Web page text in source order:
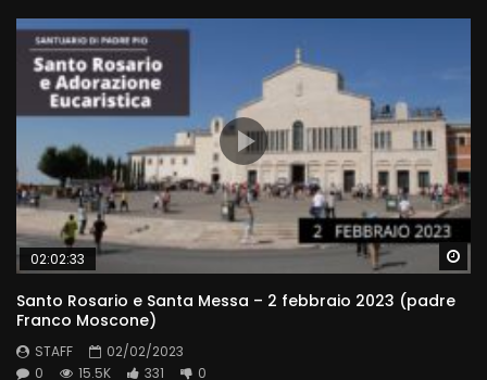
02:02:33
Santo Rosario e Santa Messa – 2 febbraio 2023 (padre
Franco Moscone)
STAFF
02/02/2023
0
15.5K 331 0